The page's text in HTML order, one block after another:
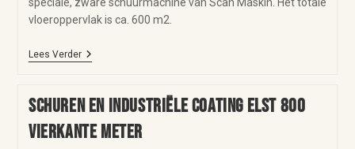
vloeroppervlak is ca. 600 m2.
Lees Verder
Schuren en industriële coating Elst 800
vierkante meter